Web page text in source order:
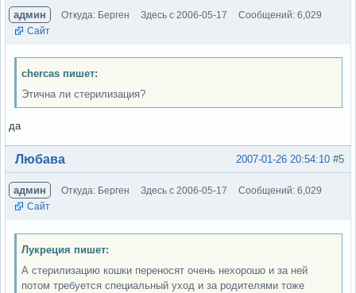
админ Откуда: Берген Здесь с 2006-05-17
Сообщений: 6,029
Сайт
chercas пишет:
Этична ли стерилизация?
да
Вне форума #5
2007-01-26 20:54:10
Любава
админ Откуда: Берген Здесь с 2006-05-17
Сообщений: 6,029
Сайт
Лукреция пишет:
А стерилизацию кошки переносят очень нехорошо и за ней
потом требуется специальный уход и за родителями тоже